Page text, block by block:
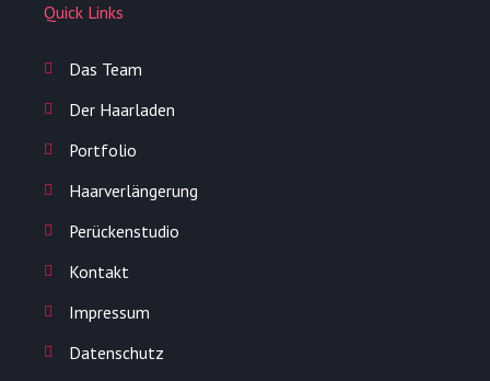
Quick Links
Das Team
Der Haarladen
Portfolio
Haarverlängerung
Perückenstudio
Kontakt
Impressum
Datenschutz